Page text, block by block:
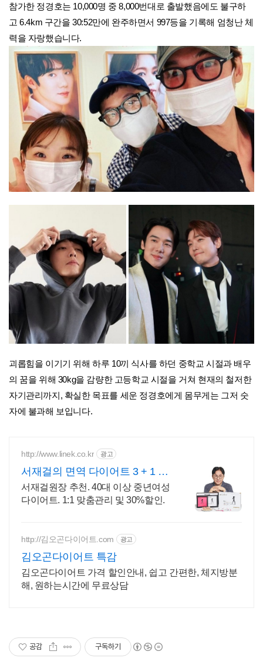
참가한 정경호는 10,000명 중 8,000번대로 출발했음에도 불구하
고 6.4km 구간을 30:52만에 완주하면서 997등을 기록해 엄청난 체
력을 자랑했습니다.
괴롭힘을 이기기 위해 하루 10끼 식사를 하던 중학교 시절과 배우
의 꿈을 위해 30kg을 감량한 고등학교 시절을 거쳐 현재의 철저한
자기관리까지, 확실한 목표를 세운 정경호에게 몸무게는 그저 숫
자에 불과해 보입니다.
http://www.linek.co.kr 광고
서재걸의 면역 다이어트 3 + 1 추
가증정 이벤트
서재걸원장 추천. 40대 이상 중년여성
다이어트. 1:1 맞춤관리 및 30%할인.
http://김오곤다이어트.com 광고
김오곤다이어트 특감
김오곤다이어트 가격 할인안내, 쉽고 간편한, 체지방분
해, 원하는시간에 무료상담
공감 구독하기